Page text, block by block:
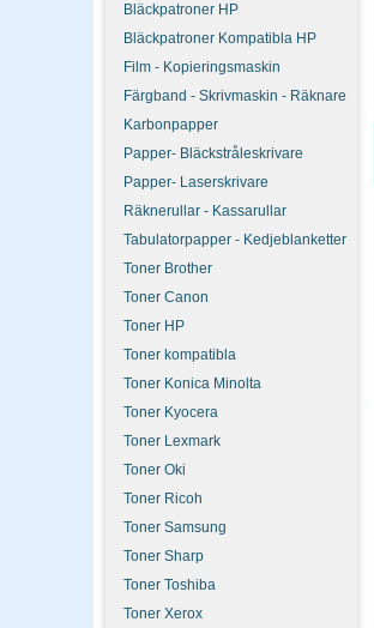
Bläckpatroner HP
Bläckpatroner Kompatibla HP
Film - Kopieringsmaskin
Färgband - Skrivmaskin - Räknare
Karbonpapper
Papper- Bläckstråleskrivare
Papper- Laserskrivare
Räknerullar - Kassarullar
Tabulatorpapper - Kedjeblanketter
Toner Brother
Toner Canon
Toner HP
Toner kompatibla
Toner Konica Minolta
Toner Kyocera
Toner Lexmark
Toner Oki
Toner Ricoh
Toner Samsung
Toner Sharp
Toner Toshiba
Toner Xerox